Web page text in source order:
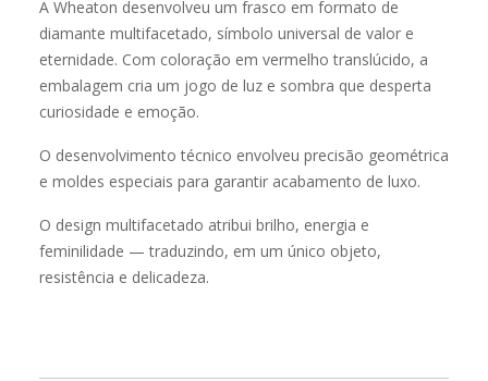
A Wheaton desenvolveu um frasco em formato de
diamante multifacetado, símbolo universal de valor e
eternidade. Com coloração em vermelho translúcido, a
embalagem cria um jogo de luz e sombra que desperta
curiosidade e emoção.
O desenvolvimento técnico envolveu precisão geométrica
e moldes especiais para garantir acabamento de luxo.
O design multifacetado atribui brilho, energia e
feminilidade — traduzindo, em um único objeto,
resistência e delicadeza.